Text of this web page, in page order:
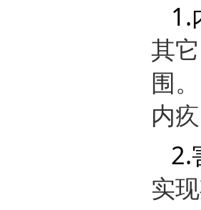
1.
其
围
内
2.
实